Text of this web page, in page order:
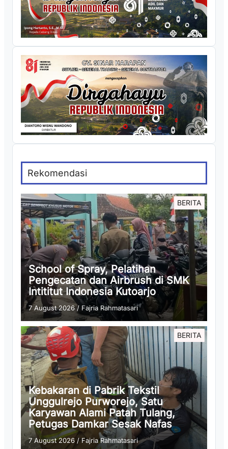
Rekomendasi
BERITA
School of Spray, Pelatihan
Pengecatan dan Airbrush di SMK
Intititut Indonesia Kutoarjo
7 August 2026/ Fajria Rahmatasari
BERITA
Kebakaran di Pabrik Tekstil
Unggulrejo Purworejo, Satu
Karyawan Alami Patah Tulang,
Petugas Damkar Sesak Nafas
7 August 2026 /Fajria Rahmatasari